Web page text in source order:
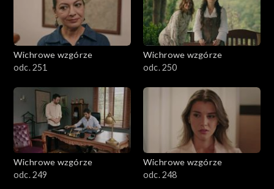
Wichrowe wzgórze
odc. 251
Wichrowe wzgórze
odc. 250
Wichrowe wzgórze
odc. 249
Wichrowe wzgórze
odc. 248